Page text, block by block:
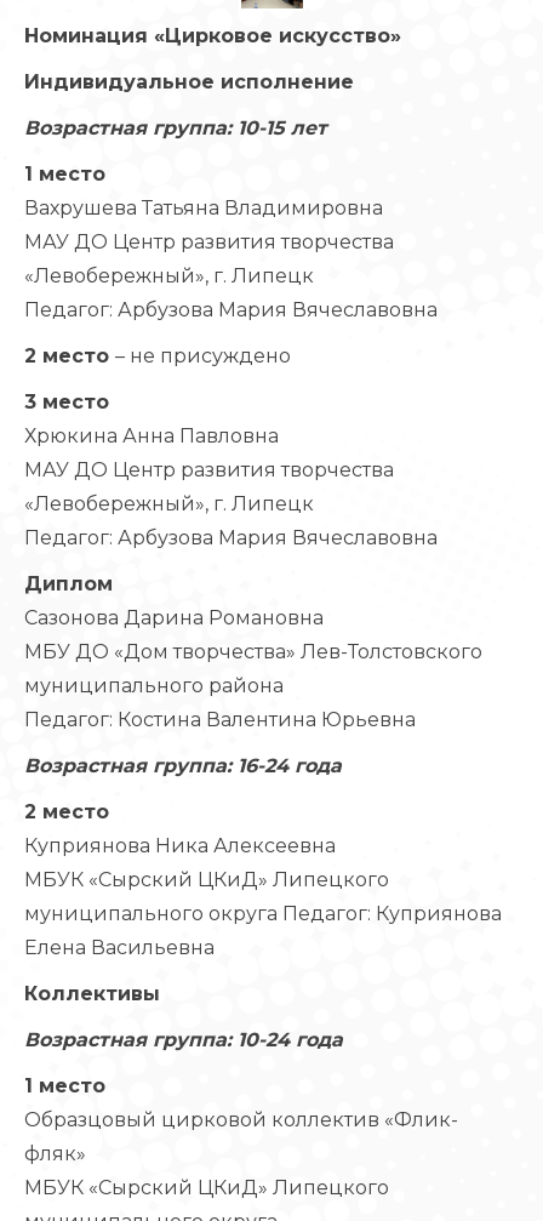
Номинация «Цирковое искусство»
Индивидуальное исполнение
Возрастная группа: 10-15 лет
1 место
Вахрушева Татьяна Владимировна
МАУ ДО Центр развития творчества
«Левобережный», г. Липецк
Педагог: Арбузова Мария Вячеславовна
2 место – не присуждено
3 место
Хрюкина Анна Павловна
МАУ ДО Центр развития творчества
«Левобережный», г. Липецк
Педагог: Арбузова Мария Вячеславовна
Диплом
Сазонова Дарина Романовна
МБУ ДО «Дом творчества» Лев-Толстовского
муниципального района
Педагог: Костина Валентина Юрьевна
Возрастная группа: 16-24 года
2 место
Куприянова Ника Алексеевна
МБУК «Сырский ЦКиД» Липецкого
муниципального округа Педагог: Куприянова
Елена Васильевна
Коллективы
Возрастная группа: 10-24 года
1 место
Образцовый цирковой коллектив «Флик-
фляк»
МБУК «Сырский ЦКиД» Липецкого